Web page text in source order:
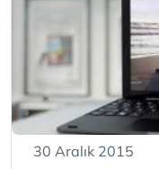
30 Aralık 2015